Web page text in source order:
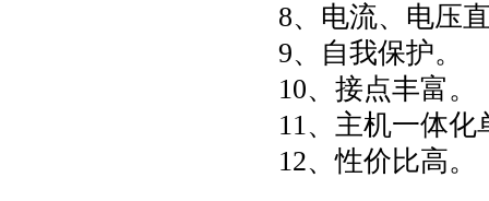
8、电流、电压
9、自我保护。
10、接点丰富。
11、主机一体化
12、性价比高。